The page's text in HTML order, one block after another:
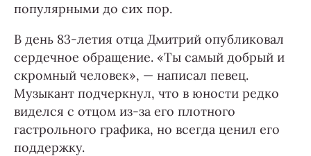
популярными до сих пор.
В день 83-летия отца Дмитрий опубликовал
сердечное обращение. «Ты самый добрый и
скромный человек», — написал певец.
Музыкант подчеркнул, что в юности редко
виделся с отцом из-за его плотного
гастрольного графика, но всегда ценил его
поддержку.